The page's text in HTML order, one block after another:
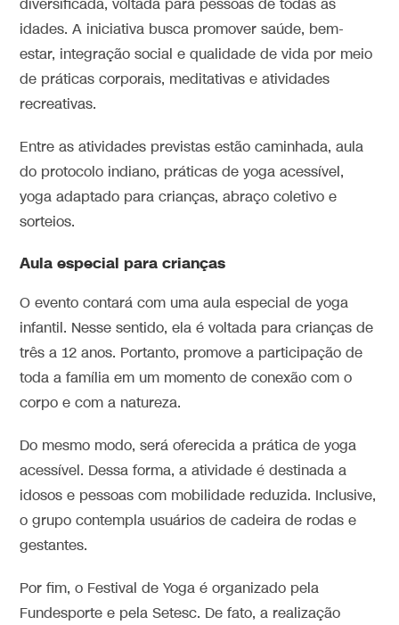
diversificada, voltada para pessoas de todas as
idades. A iniciativa busca promover saúde, bem-
estar, integração social e qualidade de vida por meio
de práticas corporais, meditativas e atividades
recreativas.
Entre as atividades previstas estão caminhada, aula
do protocolo indiano, práticas de yoga acessível,
yoga adaptado para crianças, abraço coletivo e
sorteios.
Aula especial para crianças
O evento contará com uma aula especial de yoga
infantil. Nesse sentido, ela é voltada para crianças de
três a 12 anos. Portanto, promove a participação de
toda a família em um momento de conexão com o
corpo e com a natureza.
Do mesmo modo, será oferecida a prática de yoga
acessível. Dessa forma, a atividade é destinada a
idosos e pessoas com mobilidade reduzida. Inclusive,
o grupo contempla usuários de cadeira de rodas e
gestantes.
Por fim, o Festival de Yoga é organizado pela
Fundesporte e pela Setesc. De fato, a realização